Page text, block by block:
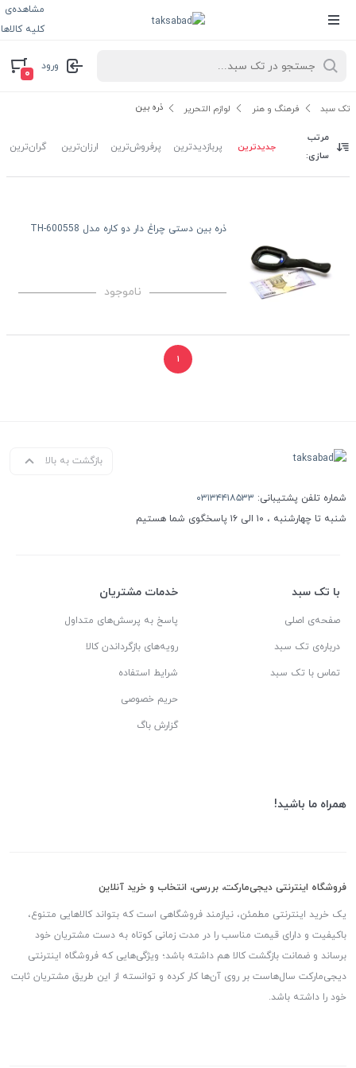
مشاهده‌ی
کلیه کالاها
ورود
۰
تک سبد فرهنگ و هنر لوازم التحریر ذره بین
مرتب
سازی:
جدیدترین پربازدیدترین پرفروش‌ترین ارزان‌ترین گران‌ترین
ذره بین دستی چراغ دار دو کاره مدل TH-600558
ناموجود
۱
بازگشت به بالا
شماره تلفن پشتیبانی: ۰۳۱۳۴۴۱۸۵۳۳
شنبه تا چهارشنبه ، ۱۰ الی ۱۶ پاسخگوی شما هستیم
با تک سبد
صفحه‌ی اصلی
درباره‌ی تک سبد
تماس با تک سبد
خدمات مشتریان
پاسخ به پرسش‌های متداول
رویه‌های بازگرداندن کالا
شرایط استفاده
حریم خصوصی
گزارش باگ
همراه ما باشید!
فروشگاه اینترنتی دیجی‌مارکت، بررسی، انتخاب و خرید آنلاین
یک خرید اینترنتی مطمئن، نیازمند فروشگاهی است که بتواند کالاهایی متنوع،
باکیفیت و دارای قیمت مناسب را در مدت زمانی کوتاه به دست مشتریان خود
برساند و ضمانت بازگشت کالا هم داشته باشد؛ ویژگی‌هایی که فروشگاه اینترنتی
دیجی‌مارکت سال‌هاست بر روی آن‌ها کار کرده و توانسته از این طریق مشتریان ثابت
خود را داشته باشد.